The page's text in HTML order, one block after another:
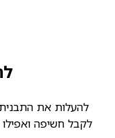
לקבל חשיפה ואפילו